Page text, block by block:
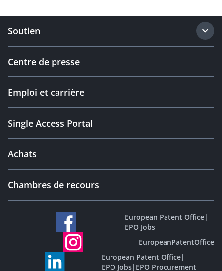
Soutien
Centre de presse
Emploi et carrière
Single Access Portal
Achats
Chambres de recours
European Patent Office|
EPO Jobs
EuropeanPatentOffice
European Patent Office|
EPO Jobs| EPO Procurement